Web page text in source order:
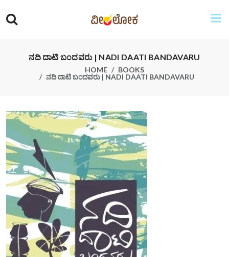
ನದಿ ದಾಟಿ ಬಂದವರು | NADI DAATI BANDAVARU
HOME
BOOKS
ನದಿ ದಾಟಿ ಬಂದವರು | NADI DAATI BANDAVARU